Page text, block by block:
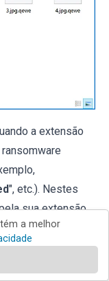
a extensão
", etc.). Nestes
sua extensão
identificar uma
a melhor